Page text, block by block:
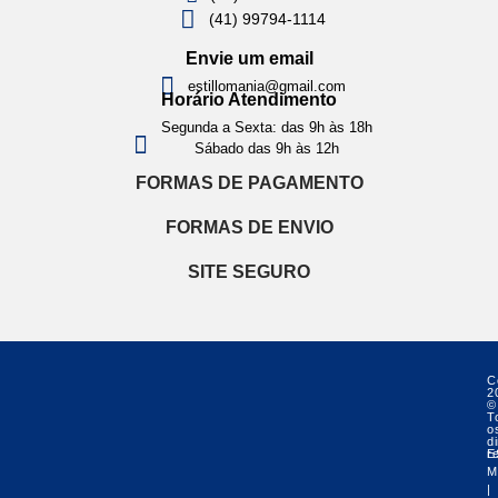
(41) 99794-1114
Envie um email
estillomania@gmail.com
Horário Atendimento
Segunda a Sexta: das 9h às 18h
Sábado das 9h às 12h
FORMAS DE PAGAMENTO
FORMAS DE ENVIO
SITE SEGURO
©
|